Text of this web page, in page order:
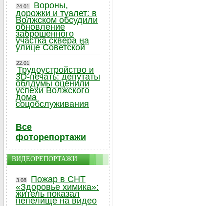
24.01
Вороны,
дорожки и туалет: в
Волжском обсудили
обновление
заброшенного
участка сквера на
улице Советской
22.01
Трудоустройство и
3D-печать: депутаты
облдумы оценили
успехи Волжского
дома
соцобслуживания
Все
фоторепортажи
ВИДЕОРЕПОРТАЖИ
3.08
Пожар в СНТ
«Здоровье химика»:
житель показал
пепелище на видео